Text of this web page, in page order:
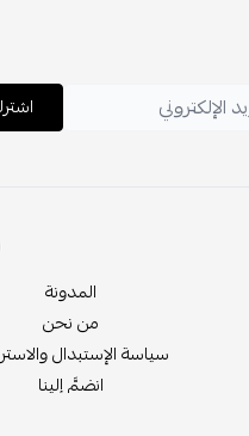
المدونة
من نحن
سياسة الإستبدال
انضمَّ إلينا